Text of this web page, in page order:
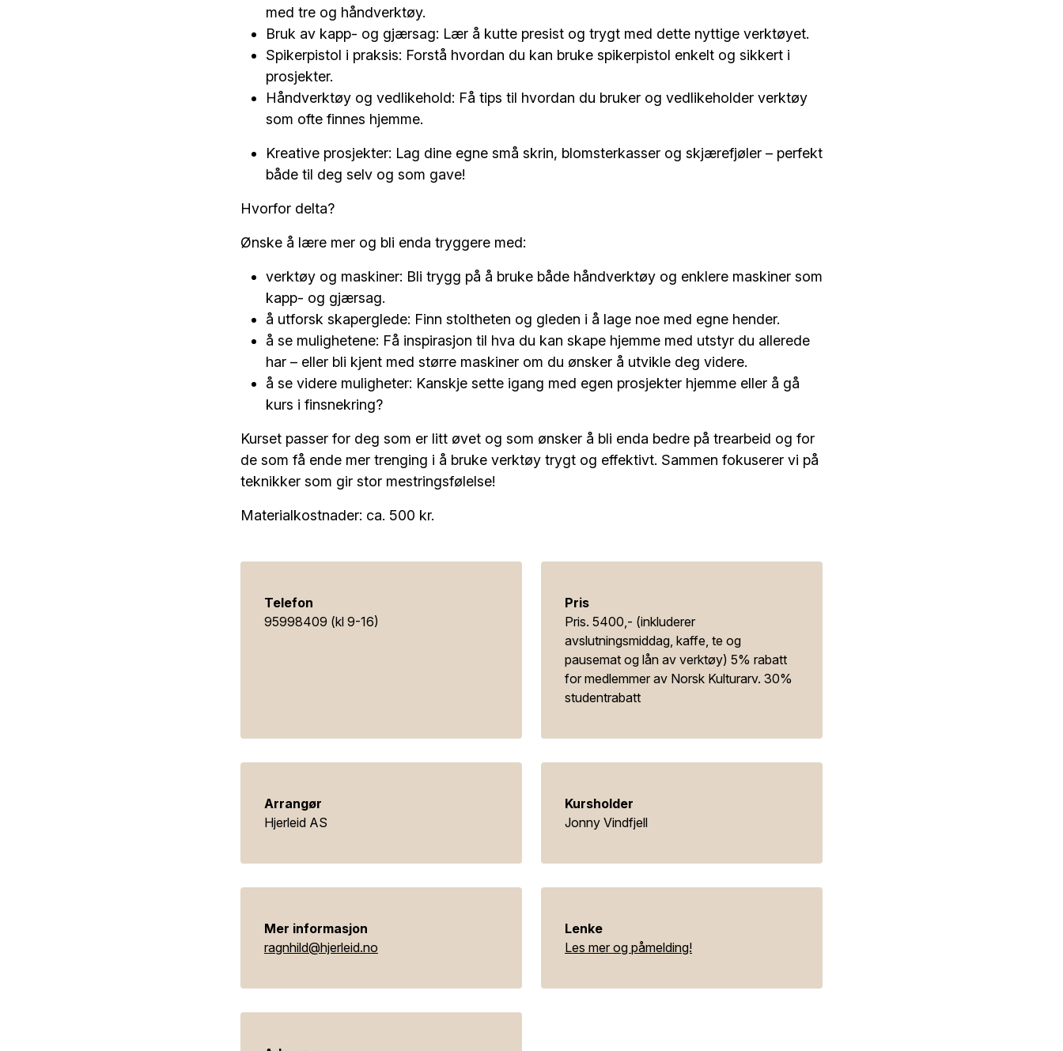
med tre og håndverktøy.
Bruk av kapp- og gjærsag: Lær å kutte presist og trygt med dette nyttige verktøyet.
Spikerpistol i praksis: Forstå hvordan du kan bruke spikerpistol enkelt og sikkert i
prosjekter.
Håndverktøy og vedlikehold: Få tips til hvordan du bruker og vedlikeholder verktøy
som ofte finnes hjemme.
Kreative prosjekter: Lag dine egne små skrin, blomsterkasser og skjærefjøler – perfekt
både til deg selv og som gave!
Hvorfor delta?
Ønske å lære mer og bli enda tryggere med:
verktøy og maskiner: Bli trygg på å bruke både håndverktøy og enklere maskiner som
kapp- og gjærsag.
å utforsk skaperglede: Finn stoltheten og gleden i å lage noe med egne hender.
å se mulighetene: Få inspirasjon til hva du kan skape hjemme med utstyr du allerede
har – eller bli kjent med større maskiner om du ønsker å utvikle deg videre.
å se videre muligheter: Kanskje sette igang med egen prosjekter hjemme eller å gå
kurs i finsnekring?
Kurset passer for deg som er litt øvet og som ønsker å bli enda bedre på trearbeid og for
de som få ende mer trenging i å bruke verktøy trygt og effektivt. Sammen fokuserer vi på
teknikker som gir stor mestringsfølelse!
Materialkostnader: ca. 500 kr.
Telefon
95998409 (kl 9-16)
Pris
Pris. 5400,- (inkluderer
avslutningsmiddag, kaffe, te og
pausemat og lån av verktøy) 5% rabatt
for medlemmer av Norsk Kulturarv. 30%
studentrabatt
Arrangør
Hjerleid AS
Kursholder
Jonny Vindfjell
Mer informasjon
ragnhild@hjerleid.no
Lenke
Les mer og påmelding!